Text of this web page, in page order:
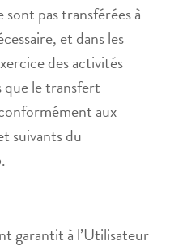
pas transférées à
et dans les
des activités
que le transfert
aux
suivants du
garantit à l’Utilisateur